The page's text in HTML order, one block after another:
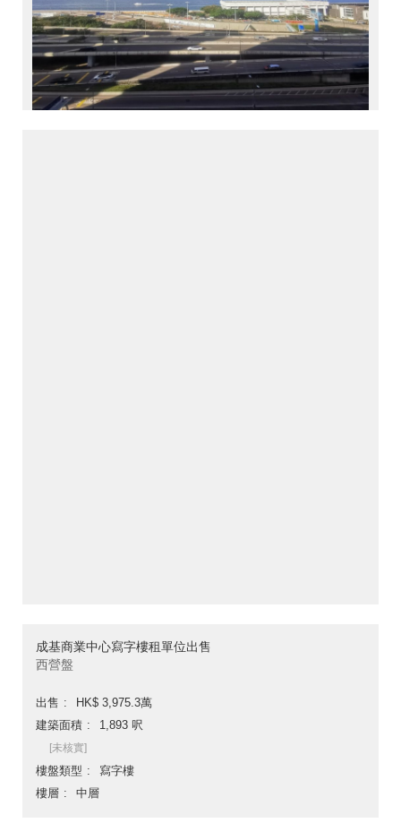
成基商業中心寫字樓租單位出售
西營盤
出售
HK$ 3,975.3萬
建築面積
1,893 呎
[未核實]
樓盤類型
寫字樓
樓層
中層